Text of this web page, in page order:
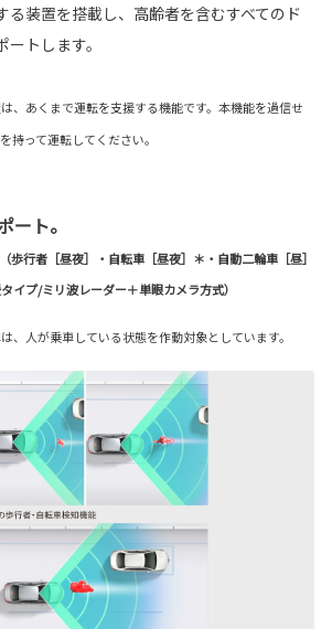
る装置を搭載し、高齢者を含むすべてのド
トします。
、あくまで運転を支援する機能です。本機能を過信せ
持って運転してください。
ート。
歩行者［昼夜］・自転車［昼夜］＊・自動二輪車［昼］
イプ/ミリ波レーダー＋単眼カメラ方式）
、人が乗車している状態を作動対象としています。